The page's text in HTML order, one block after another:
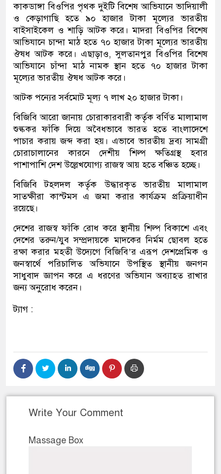
কাকডাঙ্গা বিওপির পৃথক দুইটি বিশেষ আভিযানে ভাদিয়ালী
ও কেড়াগাছি হতে ৯০ হাজার টাকা মূল্যের ভারতীয়
বাইসাইকেল ও শাড়ি আটক করে। মাদরা বিওপির বিশেষ
আভিযানে চান্দা মাঠ হতে ৭০ হাজার টাকা মূল্যের ভারতীয়
ঔষধ আটক করে। এছাড়াও, সুলতানপুর বিওপির বিশেষ
আভিযানে চাঁন্দা মাঠ নামক স্থান হতে ৭০ হাজার টাকা
মূল্যের ভারতীয় ঔষধ আটক করে।
আটক পন্যের সর্বমোট মূল্য ৭ লাখ ২০ হাজার টাকা।
বিজিবি আরো জানায় চোরাকারবারী কর্তৃক বর্ণিত মালামাল
শুল্ককর ফাঁকি দিয়ে অবৈধভাবে ভারত হতে বাংলাদেশে
পাচার করায় জব্দ করা হয়। এভাবে ভারতীয় দ্রব্য সামগ্রী
চোরাচালানের কারনে দেশীয় শিল্প ক্ষতিগ্রস্থ হবার
পাশাপাশি দেশ উল্লেখযোগ্য রাজস্ব আয় হতে বঞ্চিত হচ্ছে।
বিজিবি টহলদল কর্তৃক উদ্ধারকৃত ভারতীয় মালামাল
সাতক্ষীরা কাস্টমস এ জমা করার কার্যক্রম প্রক্রিয়াধীন
রয়েছে।
দেশের রাজস্ব ফাঁকি রোধ করে স্থানীয় শিল্প বিকাশে এবং
দেশের তরুন/যুব সম্প্রদায়কে মাদকের নির্মম ছোবল হতে
রক্ষা করার মহতী উদ্যেগে বিজিবি’র এরূপ দেশপ্রেমিক ও
জনস্বার্থে পরিচালিত অভিযানে উপস্থিত স্থানীয় জনগন
সাধুবাদ জ্ঞাপন করে এ ধরণের অভিযান অব্যাহত রাখার
জন্য অনুরোধ করেন।
ট্যাগ :
Write Your Comment
Massage Box